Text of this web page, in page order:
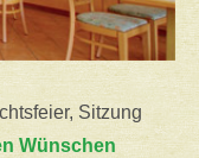
Sitzung
Wünschen